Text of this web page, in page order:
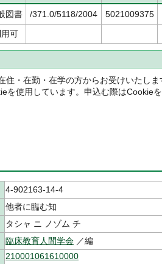
図書 /371.0/5118/2004
5021009375
可
住・在勤・在学の方からお受けいたしま
を使用しています。申込む際はCookie
4-902163-14-4
他者に臨む知
タシャ ニ ノゾム チ
臨床教育人間学会 ／編
210001061610000